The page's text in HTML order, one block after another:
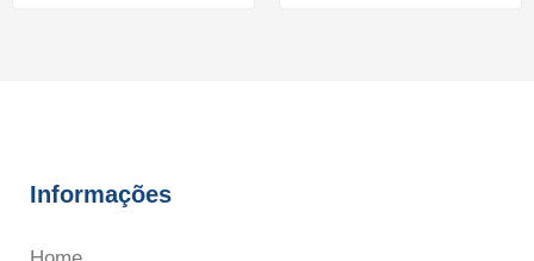
Informações